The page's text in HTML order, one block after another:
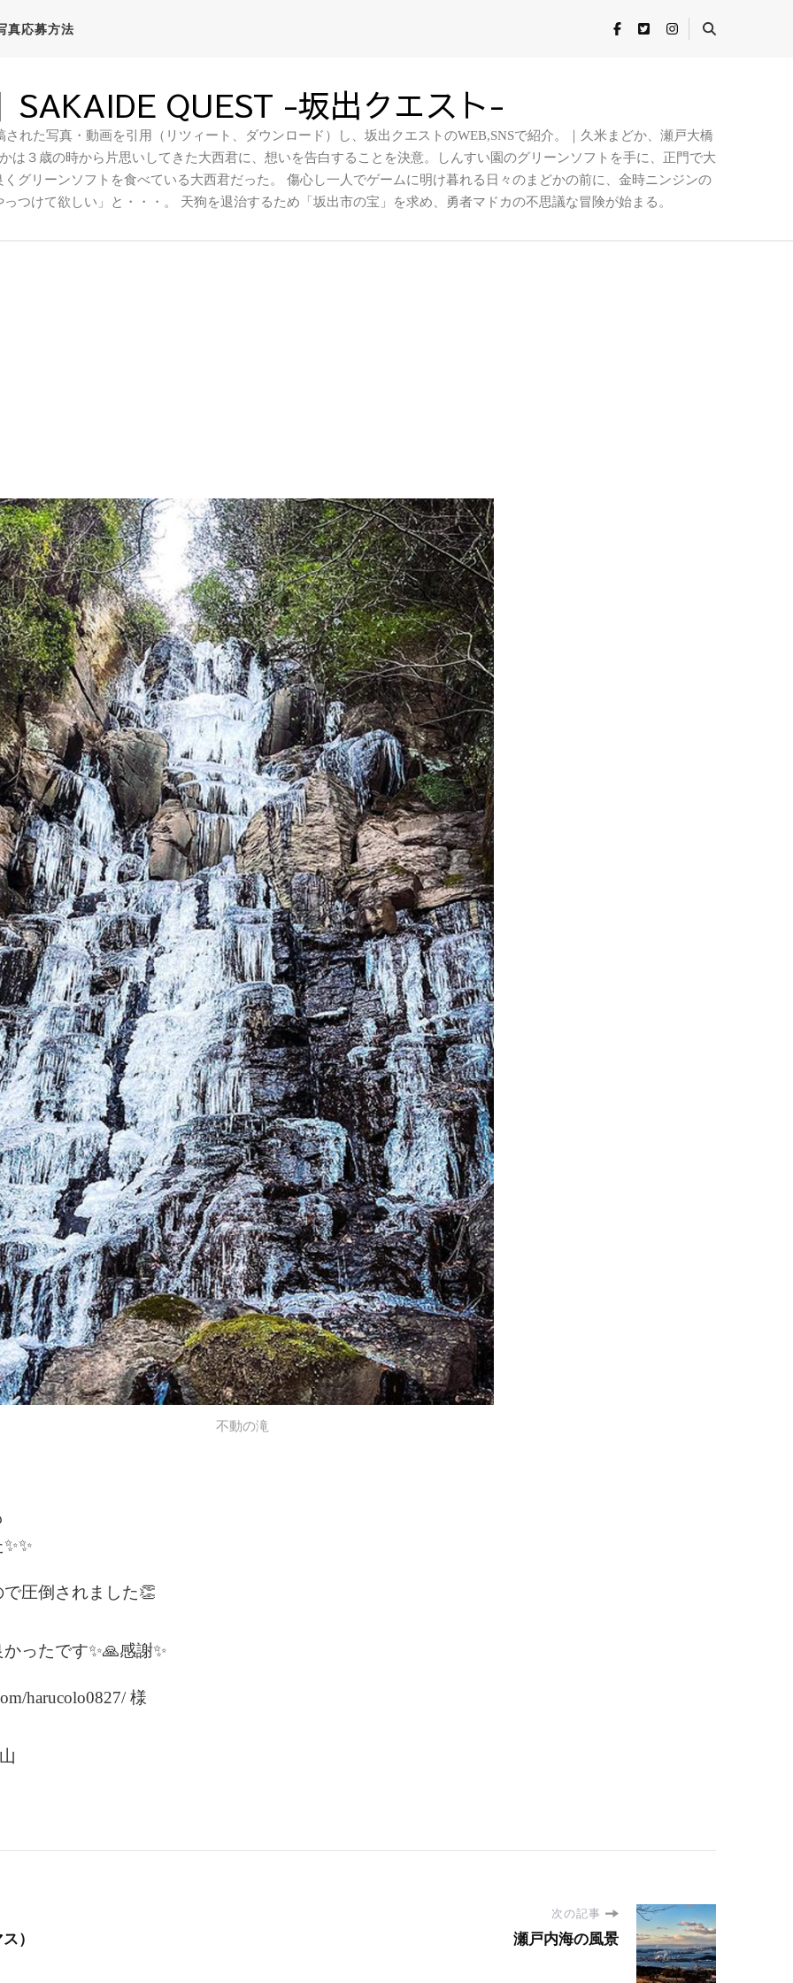
真応募方法
SAKAIDE QUEST -坂出クエスト-
れた写真・動画を引用（リツィート、ダウンロード）し、坂出クエストのWEB,SNSで紹介。｜久米まどか、瀬戸大橋
は３歳の時から片思いしてきた大西君に、想いを告白することを決意。しんすい園のグリーンソフトを手に、正門で大
グリーンソフトを食べている大西君だった。 傷心し一人でゲームに明け暮れる日々のまどかの前に、金時ニンジンの
つけて欲しい」と・・・。 天狗を退治するため「坂出市の宝」を求め、勇者マドカの不思議な冒険が始まる。
不動の滝
圧倒されました👏
ったです✨🙏感謝✨
harucolo0827/ 様
）
次の記事
瀬戸内海の風景